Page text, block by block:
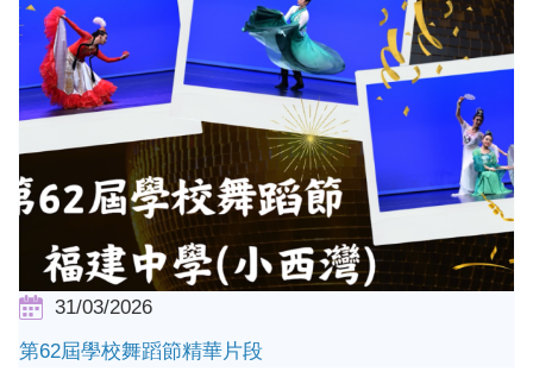
31/03/2026
第62屆學校舞蹈節精華片段